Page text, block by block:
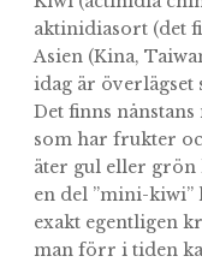
aktinidiasort (det
Asien (Kina,
idag är överlägset
Det finns
som har frukter
äter gul eller grön
en del ”mini-kiwi”
exakt egentligen
man förr i tiden